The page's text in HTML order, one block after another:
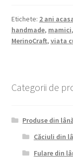
Etichete: 2 ani
handmade, mamici,
MerinoCraft, viata
Categorii de
Produse din
Căciuli din
Fulare din